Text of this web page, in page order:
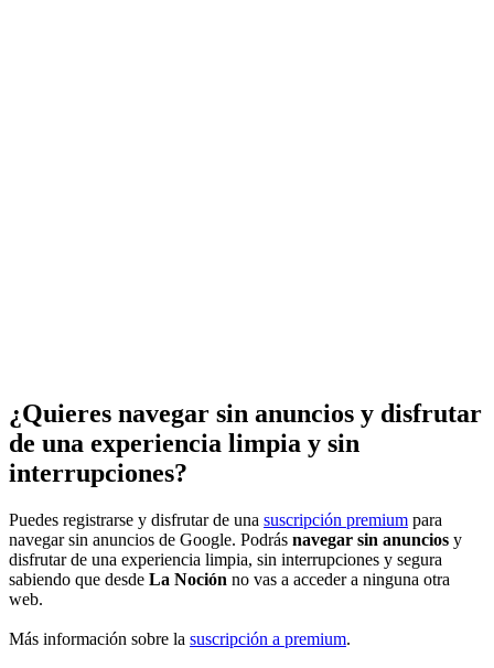
¿Quieres navegar sin anuncios y disfrutar
de una experiencia limpia y sin
interrupciones?
Puedes registrarse y disfrutar de una suscripción premium para
navegar sin anuncios de Google. Podrás navegar sin anuncios y
disfrutar de una experiencia limpia, sin interrupciones y segura
sabiendo que desde La Noción no vas a acceder a ninguna otra
web.
Más información sobre la suscripción a premium.